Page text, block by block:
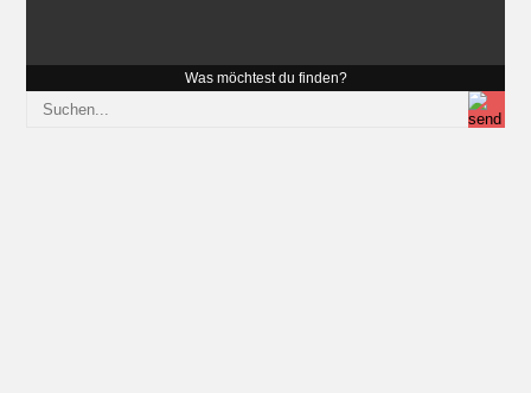
Was möchtest du finden?